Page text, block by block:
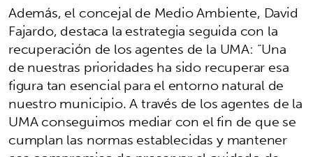
Además, el concejal de Medio Ambiente, David
Fajardo, destaca la estrategia seguida con la
recuperación de los agentes de la UMA: “Una
de nuestras prioridades ha sido recuperar esa
figura tan esencial para el entorno natural de
nuestro municipio. A través de los agentes de la
UMA conseguimos mediar con el fin de que se
cumplan las normas establecidas y mantener